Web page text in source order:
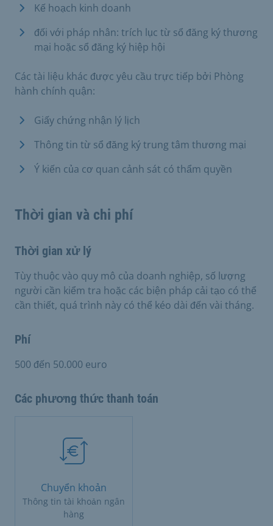
Kế hoạch kinh doanh
đối với pháp nhân: trích lục từ sổ đăng ký thương
mại hoặc sổ đăng ký hiệp hội
Các tài liệu khác được yêu cầu trực tiếp bởi Phòng
hành chính quận:
Giấy chứng nhận lý lịch
Thông tin từ sổ đăng ký trung tâm thương mại
Ý kiến của cơ quan cảnh sát có thẩm quyền
Thời gian và chi phí
Thời gian xử lý
Tùy thuộc vào quy mô của doanh nghiệp, số lượng
người cần kiểm tra hoặc các biện pháp cải tạo có thể
cần thiết, quá trình này có thể kéo dài đến vài tháng.
Phí
500 đến 50.000 euro
Các phương thức thanh toán
Chuyển khoản
Thông tin tài khoản ngân
hàng